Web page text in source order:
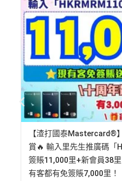
【渣打國泰Mastercard®
賞🔥 輸入里先生推廣碼「
簽賬11,000里+新會員38
有客都有免簽賬7,000里！